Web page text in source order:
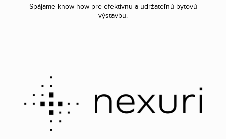
Spájame know-how pre efektívnu a udržateľnú bytovú
výstavbu.